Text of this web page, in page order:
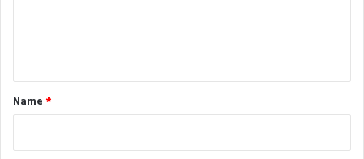
*
Name *